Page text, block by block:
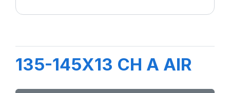
135-145X13 CH A AIR